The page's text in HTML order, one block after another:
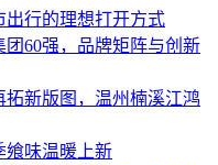
出行的理想打开方式
60强，品牌矩阵与创新
新版图，温州楠溪江鸿
飨味温暖上新